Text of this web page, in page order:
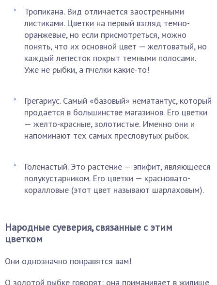
Тропикана. Вид отличается заостренными
листиками. Цветки на первый взгляд темно-
оранжевые, но если присмотреться, можно
понять, что их основной цвет — желтоватый, но
каждый лепесток покрыт темными полосами.
Уже не рыбки, а пчелки какие-то!
Грегариус. Самый «базовый» нематантус, который
продается в большинстве магазинов. Его цветки
— желто-красные, золотистые. Именно они и
напоминают тех самых пресловутых рыбок.
Голенастый. Это растение — эпифит, являющееся
полукустарником. Его цветки — красновато-
коралловые (этот цвет называют шарлаховым).
Народные суеверия, связанные с этим
цветком
Они однозначно понравятся вам!
О золотой рыбке говорят: она приманивает в жилище